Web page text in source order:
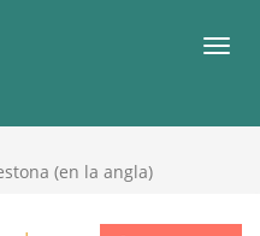
(en la angla)